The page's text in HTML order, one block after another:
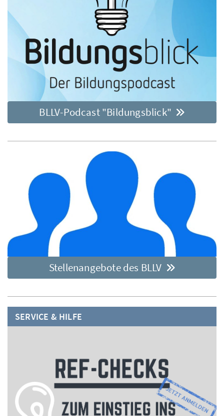
BLLV-Podcast "Bildungsblick"
Stellenangebote des BLLV
SERVICE & HILFE